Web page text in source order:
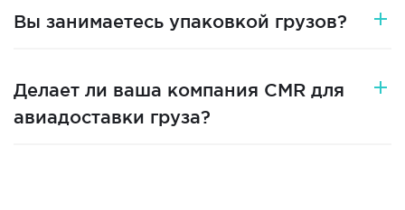
Вы занимаетесь упаковкой грузов?
Делает ли ваша компания CMR для
авиадоставки груза?